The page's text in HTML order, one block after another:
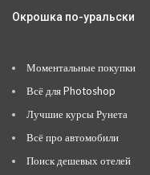
Окрошка по-уральски
Моментальные покупки
Всё для Photoshop
Лучшие курсы Рунета
Всё про автомобили
Поиск дешевых отелей